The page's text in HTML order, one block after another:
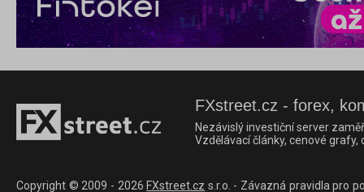
FXstreet.cz - forex,
Nezávislý investiční server
Vzdělávací články, cenové
Copyright © 2009 - 2026 FXstreet.cz s.r.o. - Závazná pravidla pro